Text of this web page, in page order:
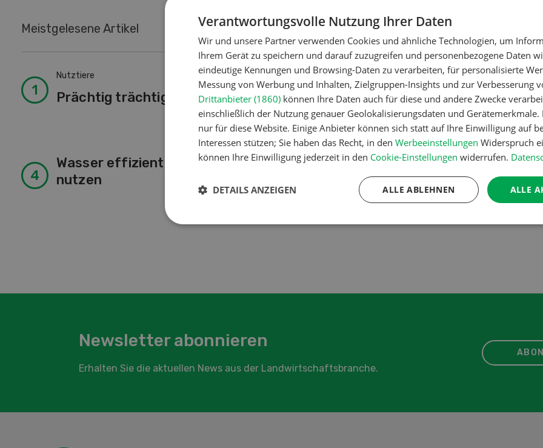
Meistgelesene Artikel
Nutztiere
Prächtig trächtig
Landtechnik
Solomix
Betriebsführung
Kein
Bewilligung
Wasser effizienter
nutzen
Landtechnik
«Ich mag ebenso den
Pflanzenbau wie die
Pflanzenbau
Erst das Ziel,
Newsletter abonnieren
Erhalten Sie die aktuellen News aus der Landwirtschaftsbranche.
Verantwortungsvolle Nutzung Ihrer Daten
Wir und unsere Partner verwenden Cookies und ähnliche Technologien, um
Ihrem Gerät zu speichern und darauf zuzugreifen und personenbezogene Daten
eindeutige Kennungen und Browsing-Daten zu verarbeiten, für personalisierte
Messung von Werbung und Inhalten, Zielgruppen-Insights und zur Verbesserung
Drittanbieter (1860) können Ihre Daten auch für diese und andere Zwecke
einschließlich der Nutzung genauer Geolokalisierungsdaten und
nur für diese Website. Einige Anbieter können sich statt auf Ihre Einwilligung auf
Interessen stützen; Sie haben das Recht, in den Werbeeinstellungen Widerspruch
können Ihre Einwilligung jederzeit in den Cookie-Einstellungen widerrufen.
ALLE
ALLE ABLEHNEN
DETAILS ANZEIGEN